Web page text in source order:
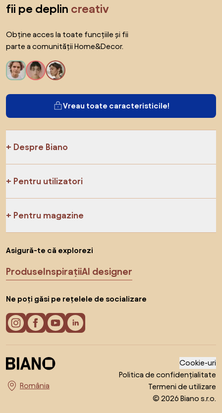
fii pe deplin creativ
Obține acces la toate funcțiile și fii
parte a comunității Home&Decor.
Vreau toate caracteristicile!
Despre Biano
Pentru utilizatori
Pentru magazine
Asigură-te că explorezi
ProduseInspirațiiAI designer
Ne poți găsi pe rețelele de socializare
Alege țara
Cookie-uri
Politica de confidențialitate
Termeni de utilizare
© 2026 Biano s.r.o.